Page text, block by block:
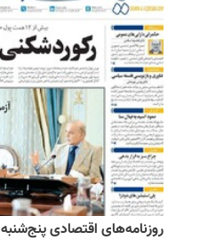
روزنامه‌های اقتصادی پنج‌شنبه ۱۵ مرداد ۱۴۰۵